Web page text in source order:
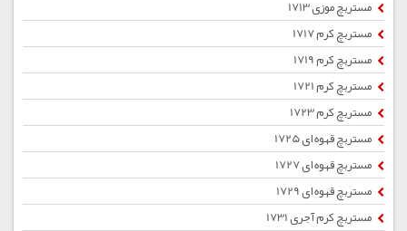
مستربچ موزی 1713
مستربچ کرم 1717
مستربچ کرم 1719
مستربچ کرم 1721
مستربچ کرم 1723
مستربچ قهوه ای 1725
مستربچ قهوه ای 1727
مستربچ قهوه ای 1729
مستربچ کرم آجری 1731